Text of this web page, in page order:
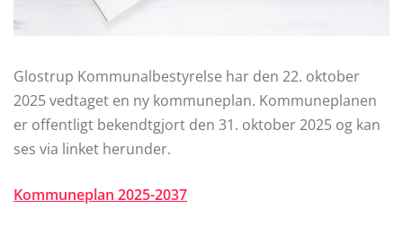
Glostrup Kommunalbestyrelse har den 22. oktober
2025 vedtaget en ny kommuneplan. Kommuneplanen
er offentligt bekendtgjort den 31. oktober 2025 og kan
ses via linket herunder.
Kommuneplan 2025-2037